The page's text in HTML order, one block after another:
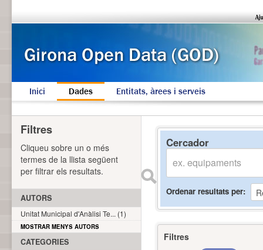
Inici Dades Entitats, àrees i serveis
Cercador
Ordenar resultats per
Filtres
Filtres
Cliqueu sobre un o més
termes de la llista següent
per filtrar els resultats.
AUTORS
Unitat Municipal d'Anàlisi Te... (1)
MOSTRAR MENYS AUTORS
CATEGORIES